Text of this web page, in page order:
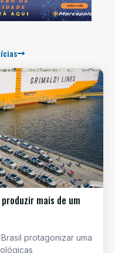
mais de um
protagonizar uma